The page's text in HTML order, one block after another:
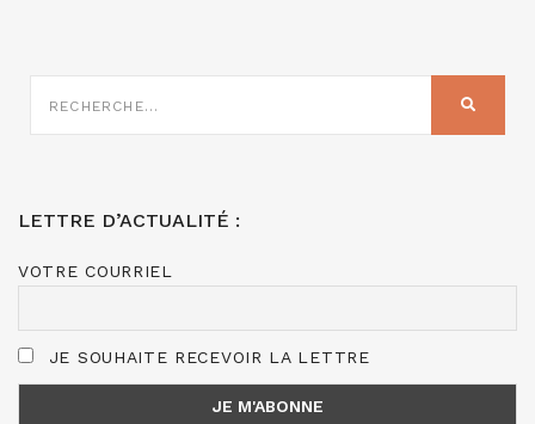
SUR
LETTRE D’ACTUALITÉ :
VOTRE COURRIEL
JE SOUHAITE RECEVOIR LA LETTRE